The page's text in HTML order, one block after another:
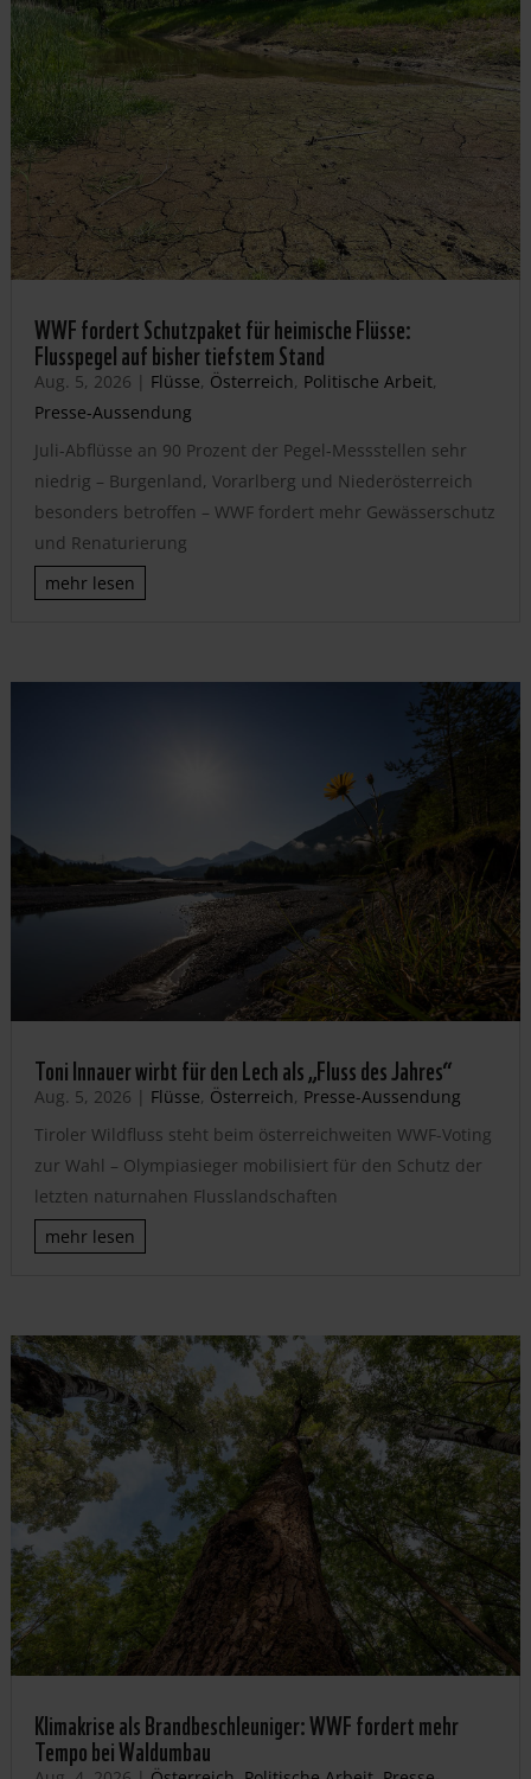
WWF fordert Schutzpaket für heimische Flüsse:
Flusspegel auf bisher tiefstem Stand
Aug. 5, 2026 | Flüsse, Österreich, Politische Arbeit,
Presse-Aussendung
Juli-Abflüsse an 90 Prozent der Pegel-Messstellen sehr
niedrig – Burgenland, Vorarlberg und Niederösterreich
besonders betroffen – WWF fordert mehr Gewässerschutz
und Renaturierung
mehr lesen
Toni Innauer wirbt für den Lech als „Fluss des Jahres“
Aug. 5, 2026 | Flüsse, Österreich, Presse-Aussendung
Tiroler Wildfluss steht beim österreichweiten WWF-Voting
zur Wahl – Olympiasieger mobilisiert für den Schutz der
letzten naturnahen Flusslandschaften
mehr lesen
Klimakrise als Brandbeschleuniger: WWF fordert mehr
Tempo bei Waldumbau